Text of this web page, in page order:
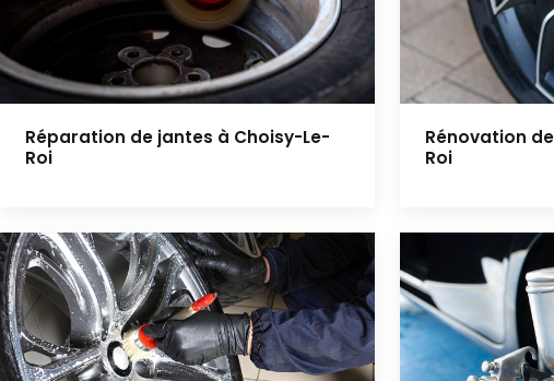
Réparation de jantes à Choisy-Le-
Roi
Rénovation
Roi